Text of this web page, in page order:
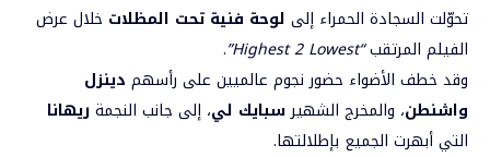
تحوّلت السجادة الحمراء إلى لوحة فنية تحت المظلات خلال عرض
الفيلم المرتقب“Highest 2 Lowest”
.
وقد خطف الأضواء حضور نجوم عالميين على رأسهم دينزل
واشنطن، والمخرج الشهيرسبايك لي، إلى جانب النجمةريهانا
التي أبهرت الجميع بإطلالتها.